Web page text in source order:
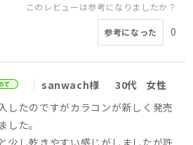
このレビューは参考になりましたか？
参考になった 0
sanwach様 30代
女性
したのですがカラコンが新しく発売
した。